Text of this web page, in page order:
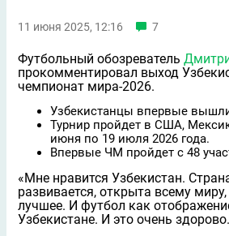
11 июня 2025, 12:16 7
Футбольный обозреватель
прокомментировал выход
чемпионат мира-2026.
Узбекистанцы впервые
Турнир пройдет в США,
июня по 19 июля 2026 года.
Впервые ЧМ пройдет с 48
«Мне нравится Узбекистан.
развивается, открыта всему
лучшее. И футбол как
Узбекистане. И это очень здорово.